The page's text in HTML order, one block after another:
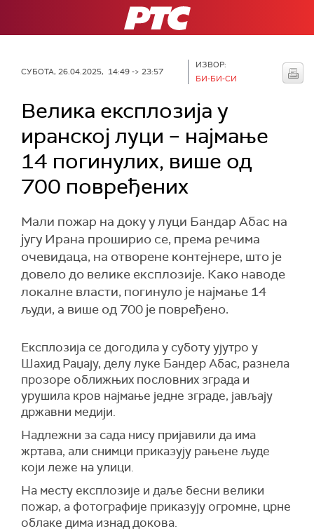
РТС
СУБОТА, 26.04.2025, 14:49 -> 23:57
ИЗВОР:
БИ-БИ-СИ
Велика експлозија у
иранској луци – најмање
14 погинулих, више од
700 повређених
Мали пожар на доку у луци Бандар Абас на
југу Ирана проширио се, према речима
очевидаца, на отворене контејнере, што је
довело до велике експлозије. Како наводе
локалне власти, погинуло је најмање 14
људи, а више од 700 је повређено.
Експлозија се догодила у суботу ујутро у
Шахид Раџају, делу луке Бандер Абас, разнела
прозоре оближњих пословних зграда и
урушила кров најмање једне зграде, јављају
државни медији.
Надлежни за сада нису пријавили да има
жртава, али снимци приказују рањене људе
који леже на улици.
На месту експлозије и даље бесни велики
пожар, а фотографије приказују огромне, црне
облаке дима изнад докова.